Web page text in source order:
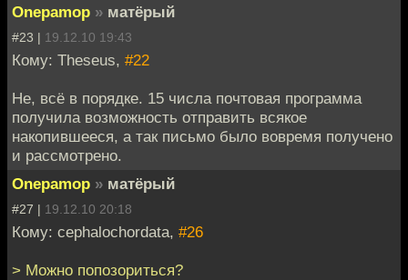
Onepamop » матёрый
#23 | 19.12.10 19:43
Кому: Theseus, #22
Не, всё в порядке. 15 числа почтовая программа
получила возможность отправить всякое
накопившееся, а так письмо было вовремя получено
и рассмотрено.
Onepamop » матёрый
#27 | 19.12.10 20:18
Кому: cephalochordata, #26
> Можно попозориться?